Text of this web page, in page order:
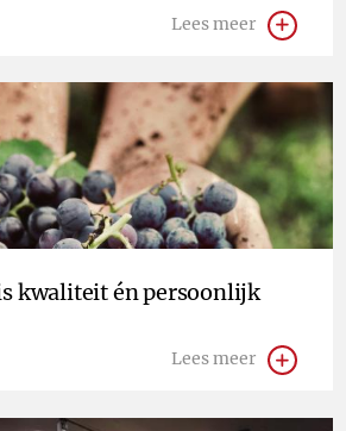
Lees meer
kwaliteit én persoonlijk
Lees meer